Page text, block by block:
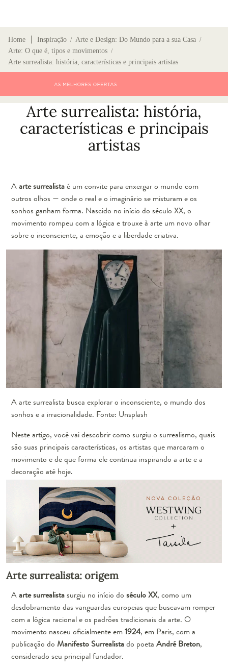
Home Inspiração / Arte e Design: Do Mundo para a sua Casa /
Arte: O que é, tipos e movimentos /
Arte surrealista: história, características e principais artistas
Arte surrealista: história,
características e principais
artistas
Aarte surrealistaé um convite para enxergar o mundo com
outros olhos — onde o real e o imaginário se misturam e os
sonhos ganham forma. Nascido no início do século XX, o
movimento rompeu com a lógica e trouxe à arte um novo olhar
sobre o inconsciente, a emoção e a liberdade criativa.
A arte surrealista busca explorar o inconsciente, o mundo dos
sonhos e a irracionalidade. Fonte: Unsplash
Neste artigo, você vai descobrir como surgiu o surrealismo, quais
são suas principais características, os artistas que marcaram o
movimento e de que forma ele continua inspirando a arte e a
decoração até hoje.
Arte surrealista: origem
Aarte surrealistasurgiu no início do século XX, como um
desdobramento das vanguardas europeias que buscavam romper
com a lógica racional e os padrões tradicionais da arte. O
movimento nasceu oficialmente em1924, em Paris, com a
publicação do Manifesto Surrealistado poeta André Breton,
considerado seu principal fundador.